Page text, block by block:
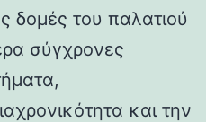
δομές του παλατιού
σύγχρονες
και την